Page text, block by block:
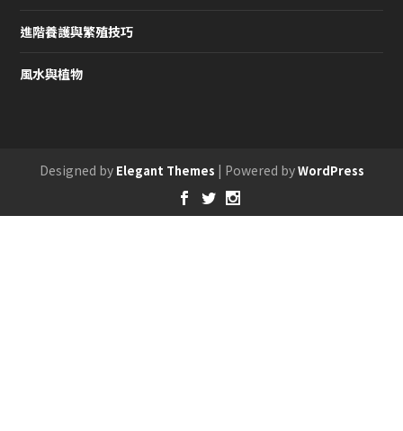
進階養護與繁殖技巧
風水與植物
Designed by Elegant Themes | Powered byWordPress